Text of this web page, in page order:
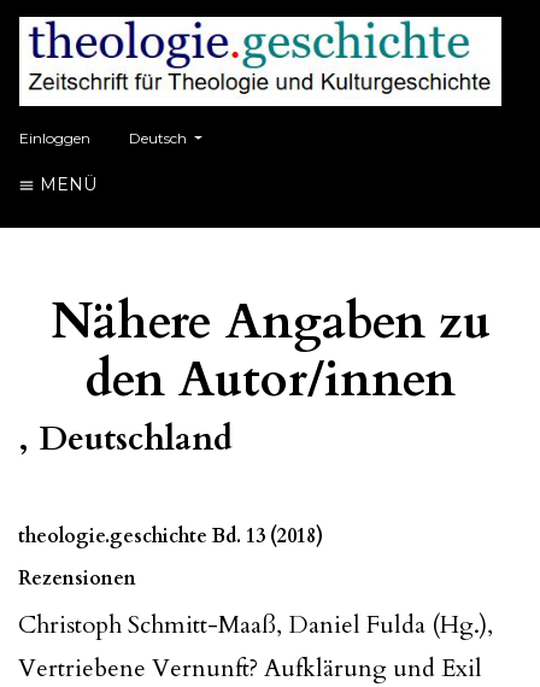
Einloggen ##plugins.themes.healthSciences.language.toggle##
Deutsch
MENÜ
Nähere Angaben zu
den Autor/innen
, Deutschland
theologie.geschichte Bd. 13 (2018)
Rezensionen
Christoph Schmitt-Maaß, Daniel Fulda (Hg.),
Vertriebene Vernunft? Aufklärung und Exil